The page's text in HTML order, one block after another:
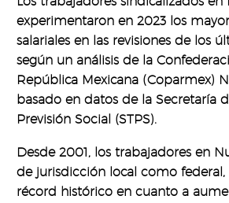
experimentaron en 2023 los
salariales en las revisiones de los
según un análisis de la
República Mexicana (Coparmex)
basado en datos de la Secretaría
Previsión Social (STPS).
Desde 2001, los trabajadores en
de jurisdicción local como
récord histórico en cuanto a